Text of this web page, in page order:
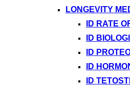
LONGEVITY
ID RATE
ID
ID
ID
ID